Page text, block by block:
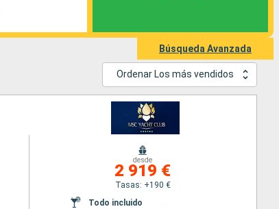
Búsqueda Avanzada
Ordenar Los más vendidos
desde
2 919 €
Tasas: +190 €
Todo incluido